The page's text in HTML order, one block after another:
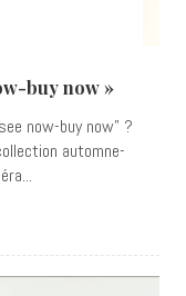
buy now »
now-buy now" ?
automne-